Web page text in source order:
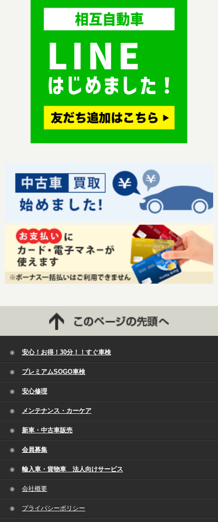
安心！お得！30分！！すぐ車検
プレミアムSOGO車検
安心修理
メンテナンス・カーケア
新車・中古車販売
会員募集
輸入車・貨物車 法人向けサービス
会社概要
プライバシーポリシー